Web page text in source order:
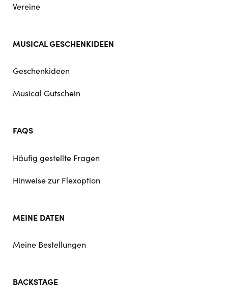
Vereine
MUSICAL GESCHENKIDEEN
Geschenkideen
Musical Gutschein
FAQS
Häufig gestellte Fragen
Hinweise zur Flexoption
MEINE DATEN
Meine Bestellungen
BACKSTAGE